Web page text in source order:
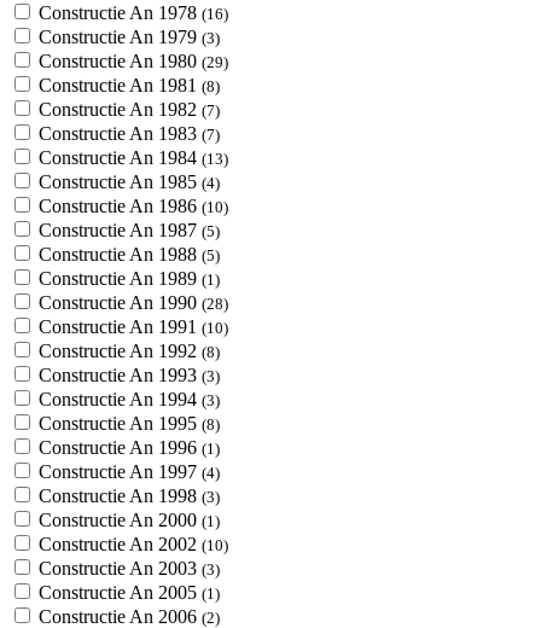
Constructie An 1978 (16)
Constructie An 1979 (3)
Constructie An 1980 (29)
Constructie An 1981 (8)
Constructie An 1982 (7)
Constructie An 1983 (7)
Constructie An 1984 (13)
Constructie An 1985 (4)
Constructie An 1986 (10)
Constructie An 1987 (5)
Constructie An 1988 (5)
Constructie An 1989 (1)
Constructie An 1990 (28)
Constructie An 1991 (10)
Constructie An 1992 (8)
Constructie An 1993 (3)
Constructie An 1994 (3)
Constructie An 1995 (8)
Constructie An 1996 (1)
Constructie An 1997 (4)
Constructie An 1998 (3)
Constructie An 2000 (1)
Constructie An 2002 (10)
Constructie An 2003 (3)
Constructie An 2005 (1)
Constructie An 2006 (2)